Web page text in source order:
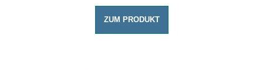
ZUM PRODUKT